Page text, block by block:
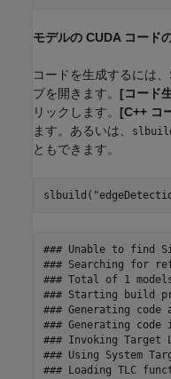
モデルの CUDA コード
コードを生成するには
ブを開きます。 [コード
リックします。 [C++ コ
ます。あるいは、
ともできます。
slbuild(
### Unable to find
### Searching for
### Total of 1
### Starting build
### Generating
### Generating code
### Invoking Target
### Using System
### Loading TLC